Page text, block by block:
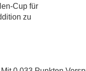
Cup für
zu